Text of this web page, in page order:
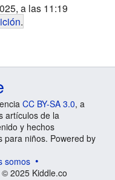
a las 11:19
.
CC BY-SA 3.0, a
artículos de la
y hechos
para niños. Powered by
somos
© 2025 Kiddle.co